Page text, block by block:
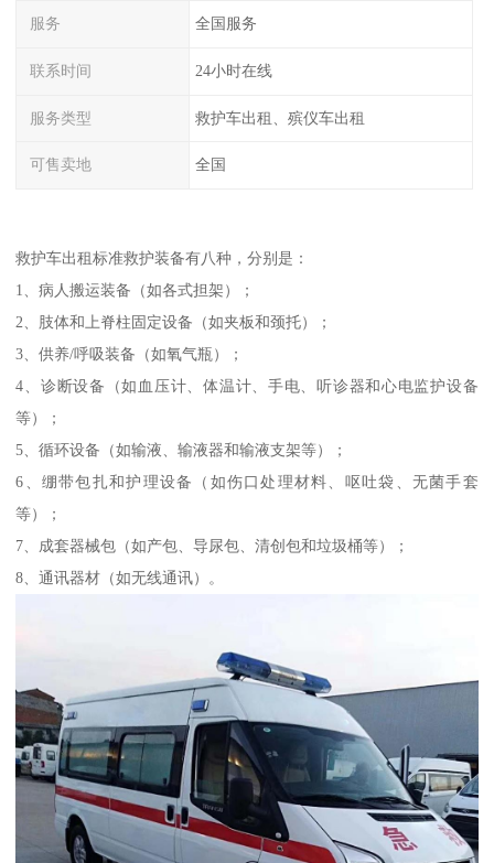
服务 全国服务
联系时间 24小时在线
服务类型 救护车出租、殡仪车出租
可售卖地 全国
救护车出租标准救护装备有八种，分别是：
1、病人搬运装备（如各式担架）；
2、肢体和上脊柱固定设备（如夹板和颈托）；
3、供养/呼吸装备（如氧气瓶）；
4、诊断设备（如血压计、体温计、手电、听诊器和心电监护设备
等）；
5、循环设备（如输液、输液器和输液支架等）；
6、绷带包扎和护理设备（如伤口处理材料、呕吐袋、无菌手套
等）；
7、成套器械包（如产包、导尿包、清创包和垃圾桶等）；
8、通讯器材（如无线通讯）。